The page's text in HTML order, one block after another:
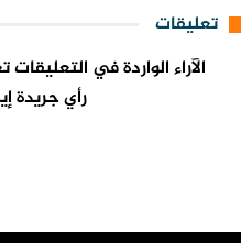
تعليقات
الآراء الواردة في
رأي جريدة